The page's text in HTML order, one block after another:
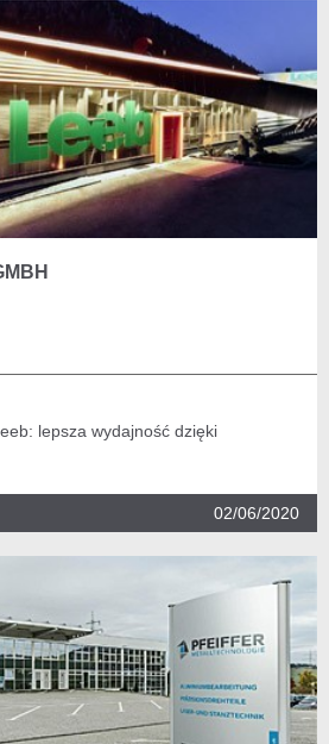
lepsza wydajność dzięki
02/06/2020